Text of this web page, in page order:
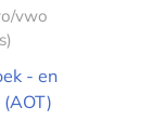
vwo
- en